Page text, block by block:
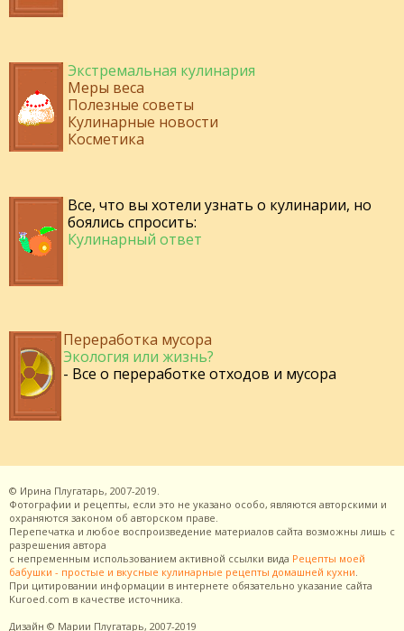
Экстремальная кулинария
Меры веса
Полезные советы
Кулинарные новости
Косметика
Все, что вы хотели узнать о кулинарии, но
боялись спросить:
Кулинарный ответ
Переработка мусора
Экология или жизнь?
- Все о переработке отходов и мусора
© Ирина Плугатарь, 2007-2019.
Фотографии и рецепты, если это не указано особо, являются авторскими и
охраняются законом об авторском праве.
Перепечатка и любое воспроизведение материалов сайта возможны лишь с
разрешения автора
с непременным использованием активной ссылки вида Рецепты моей
бабушки - простые и вкусные кулинарные рецепты домашней кухни.
При цитировании информации в интернете обязательно указание сайта
Kuroed.com в качестве источника.
Дизайн © Марии Плугатарь, 2007-2019